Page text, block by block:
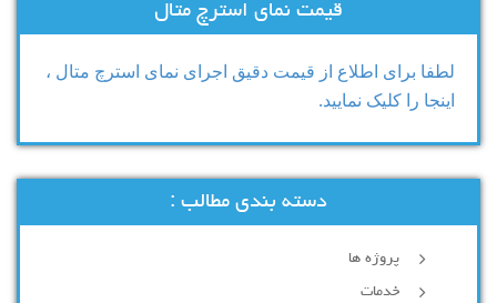
قیمت نمای استرچ متال
لطفا برای اطلاع از قیمت دقیق اجرای نمای استرچ متال ،
اینجا را کلیک نمایید.
دسته بندی مطالب :
پروژه ها
خدمات